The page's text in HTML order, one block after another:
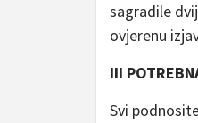
sagradile
ovjerenu
III
Svi